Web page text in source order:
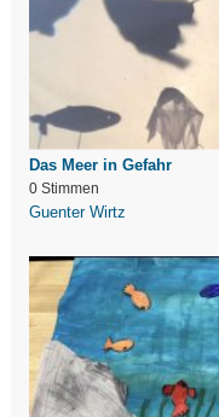
Das Meer in Gefahr
0 Stimmen
Guenter Wirtz